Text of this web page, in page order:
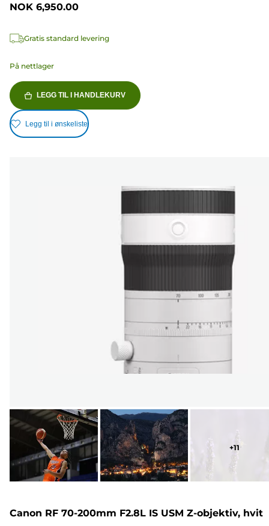
NOK 6,950.00
Gratis standard levering
På nettlager
LEGG TIL I HANDLEKURV
Legg til i ønskeliste
+11
Canon RF 70-200mm F2.8L IS USM Z-objektiv, hvit